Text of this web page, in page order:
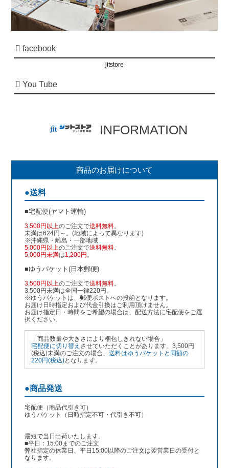
facebook
jitstore
You Tube
INFORMATION
商品のお届けについて
●送料
■宅配便(ヤマト運輸)
3,500円以上のご注文で送料無料。
未満は624円～。(地域によって異なります)
※沖縄県・離島・一部地域
5,000円以上のご注文で送料無料。
5,000円未満は1,200円 。
■ゆうパケット(日本郵便)
3,500円以上のご注文で送料無料。
3,500円未満は全国一律220円。
※ゆうパケットは、郵便ポストへの投函となります。
お届け日時指定および代金引換はご利用頂けません。
お届け指定日・時間をご希望の場合は、配送方法に宅配便をご選
択ください。
「商品数量や大きさにより梱包しきれない場合」
宅配便に切り替え させていただくことがあります。3,500円
(税込)未満のご注文の場合、送料はゆうパケットと同額の
220円(税込)となります。
●商品発送
宅配便（商品代引き可）
ゆうパケット（日時指定不可・代引き不可）
最短で当日出荷いたします。
■平日：15:00までのご注文
弊社指定の休業日、平日15:00以降のご注文は翌営業日の受付と
なります。